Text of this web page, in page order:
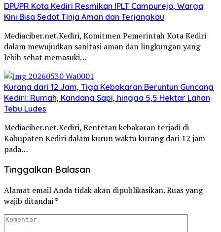
DPUPR Kota Kediri Resmikan IPLT Campurejo, Warga
Kini Bisa Sedot Tinja Aman dan Terjangkau
Mediaciber.net.Kediri, Komitmen Pemerintah Kota Kediri
dalam mewujudkan sanitasi aman dan lingkungan yang
lebih sehat memasuki…
Kurang dari 12 Jam, Tiga Kebakaran Beruntun Guncang
Kediri: Rumah, Kandang Sapi, hingga 5,5 Hektar Lahan
Tebu Ludes
Mediaciber.net.Kediri, Rentetan kebakaran terjadi di
Kabupaten Kediri dalam kurun waktu kurang dari 12 jam
pada…
Tinggalkan Balasan
Alamat email Anda tidak akan dipublikasikan.Ruas yang
wajib ditandai*